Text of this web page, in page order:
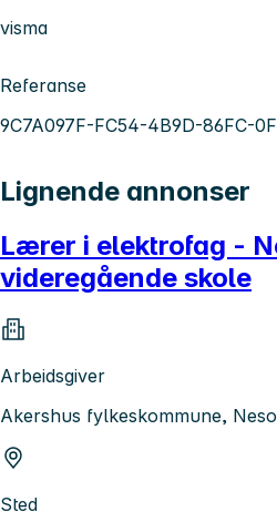
visma
Referanse
9C7A097F-FC54-4B9D-86FC-
Lignende annonser
Lærer i elektrofag -
videregående skole
Arbeidsgiver
Akershus fylkeskommune,
Sted